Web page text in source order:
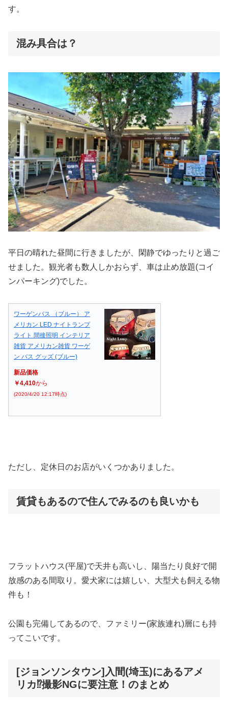
す。
混み具合は？
平日の晴れた昼間に行きましたが、閑静でゆったりと過ご
せました。観光者も数人しかおらず、車は止め放題(コイ
ンパーキング)でした。
ワーゲンバス （ブルー） ア
メリカン LED ナイトランプ
ライト 間接照明 インテリア
雑貨 アメリカン雑貨 ワーゲ
ン バス グッズ (ブルー)
新品価格
￥4,410から
(2020/4/20 12:17時点)
ただし、定休日のお店がいくつかありました。
賃貸もあるので住んでみるのも良いかも
フラットハウス(平屋)で天井も高いし、陽当たり良好で開
放感のある間取り。愛犬家には嬉しい、大型犬も飼える物
件も！
公園も完備してあるので、ファミリー(家族連れ)層にも持
ってこいです。
[ジョンソンタウン]入間(埼玉)にあるアメ
リカ⁉︎撮影NGに要注意！のまとめ